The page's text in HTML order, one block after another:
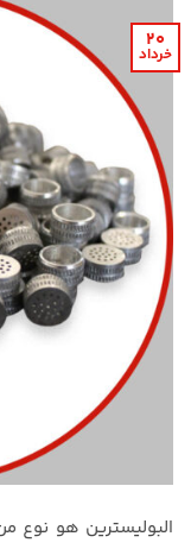
20
خرداد
البوليسترين هو نوع